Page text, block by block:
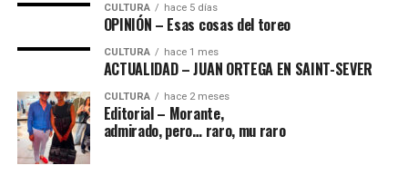
CULTURA hace 5 días
OPINIÓN – Esas cosas del toreo
CULTURA hace 1 mes
ACTUALIDAD – JUAN ORTEGA EN SAINT-SEVER
CULTURA hace 2 meses
Editorial – Morante,
admirado, pero… raro, mu raro